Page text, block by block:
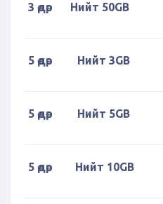
3 өдөр Нийт 50GB
5 өдөр Нийт 3GB
5 өдөр Нийт 5GB
5 өдөр Нийт 10GB